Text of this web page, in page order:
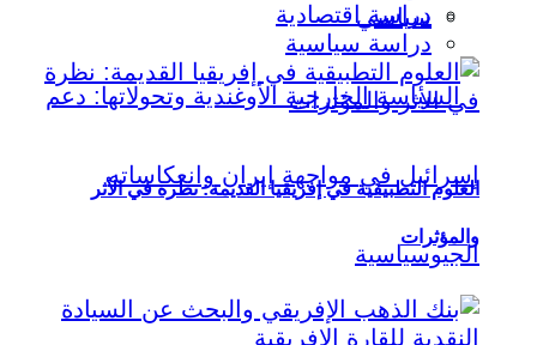
سياسي
دراسة اقتصادية
دراسة سياسية
العلوم التطبيقية في إفريقيا القديمة: نظرة في الأثر
والمؤثرات